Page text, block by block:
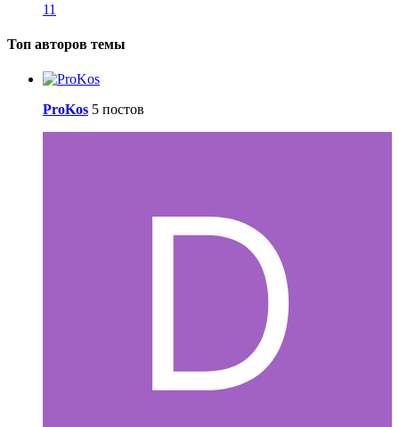
11
Топ авторов темы
ProKos 5 постов